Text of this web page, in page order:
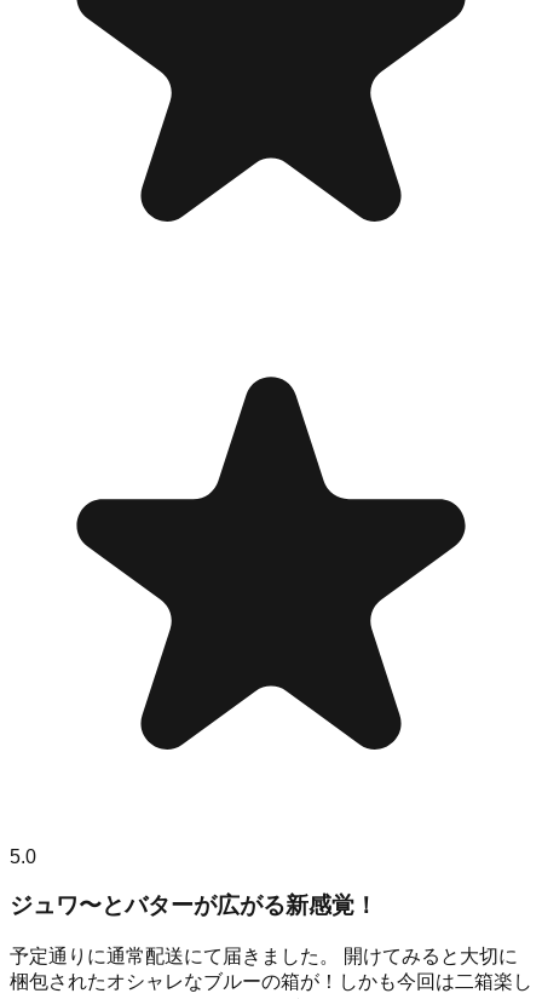
5.0
ジュワ〜とバターが広がる新感覚！
予定通りに通常配送にて届きました。 開けてみると大切に
梱包されたオシャレなブルーの箱が！しかも今回は二箱楽し